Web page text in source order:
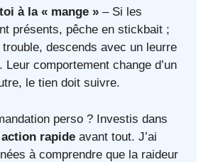
à la « mange » – Si les
présents, pêche en stickbait ;
trouble, descends avec un leurre
Leur comportement change d’un
le tien doit suivre.
perso ? Investis dans
rapide avant tout. J’ai
à comprendre que la raideur